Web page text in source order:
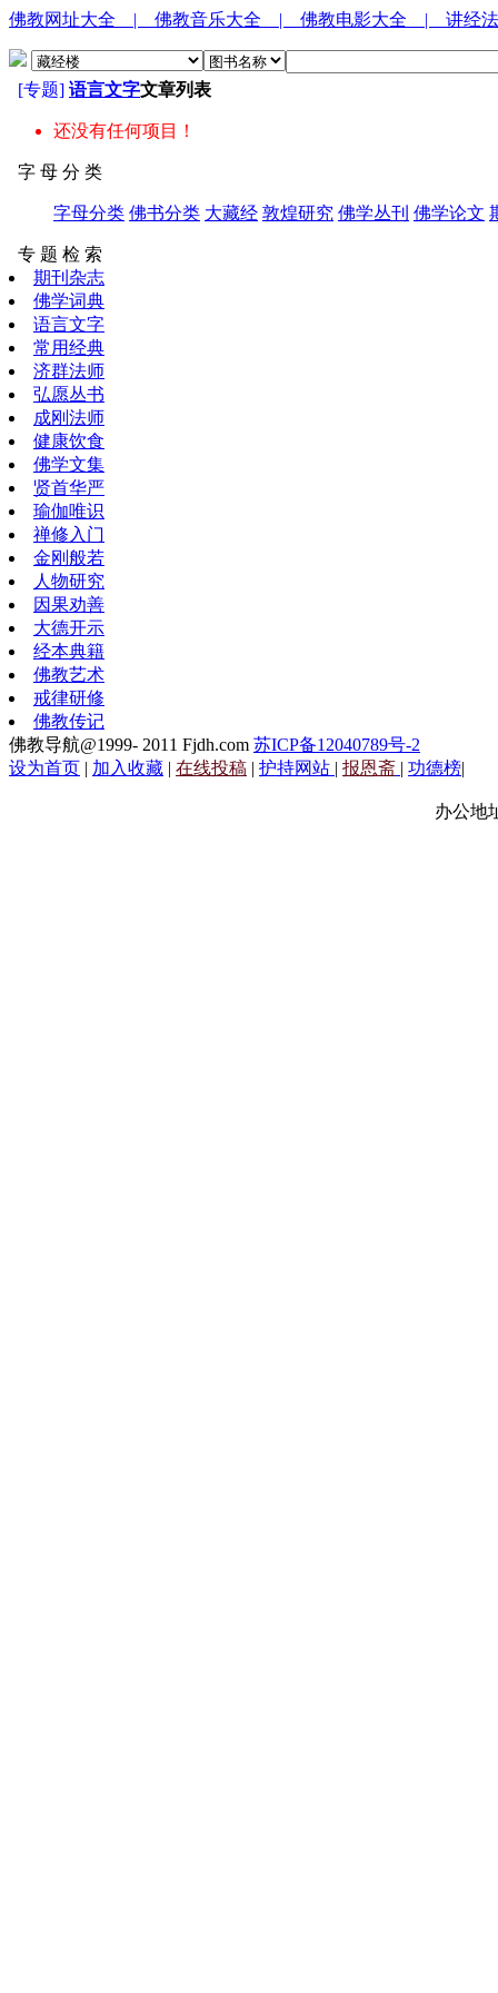
佛教网址大全 | 佛教音乐大全 | 佛教电影大全 | 讲经
[专题] 语言文字文章列表
还没有任何项目！
字 母 分 类
字母分类 佛书分类 大藏经 敦煌研究 佛学丛刊 佛学论文
专 题 检 索
期刊杂志
佛学词典
语言文字
常用经典
济群法师
弘愿丛书
成刚法师
健康饮食
佛学文集
贤首华严
瑜伽唯识
禅修入门
金刚般若
人物研究
因果劝善
大德开示
经本典籍
佛教艺术
戒律研修
佛教传记
佛教导航@1999- 2011 Fjdh.com 苏ICP备12040789号-2
设为首页 | 加入收藏 | 在线投稿 | 护持网站 | 报恩斋 | 功德榜|
办公地